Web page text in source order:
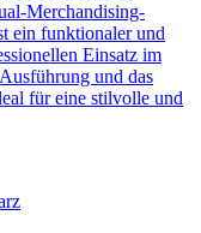
Merchandising-
ein funktionaler und
Einsatz im
und das
für eine stilvolle und